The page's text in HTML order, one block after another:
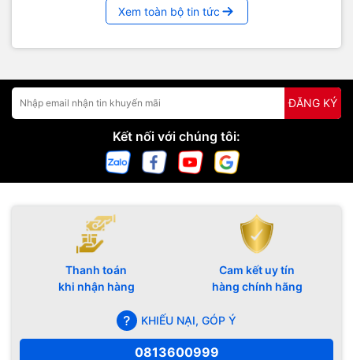
Xem toàn bộ tin tức
ĐĂNG KÝ
Kết nối với chúng tôi:
Thanh toán
khi nhận hàng
Cam kết uy tín
hàng chính hãng
KHIẾU NẠI, GÓP Ý
0813600999